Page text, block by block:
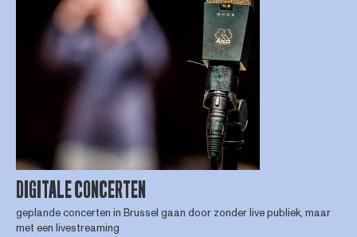
DIGITALE CONCERTEN
geplande concerten in Brussel gaan door zonder live publiek, maar
met een livestreaming